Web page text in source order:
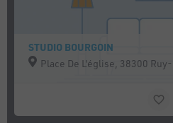
STUDIO BOURGOIN
Place De L'église, 38300